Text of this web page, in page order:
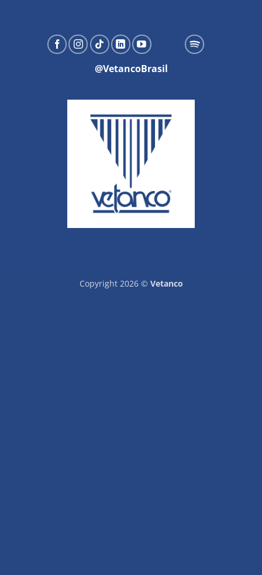
@VetancoBrasil
Copyright 2026 © Vetanco